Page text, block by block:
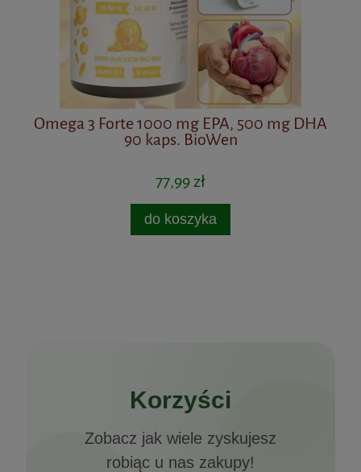
Omega 3 Forte 1000 mg EPA, 500 mg DHA
90 kaps. BioWen
77,99 zł
do koszyka
Korzyści
Zobacz jak wiele zyskujesz
robiąc u nas zakupy!